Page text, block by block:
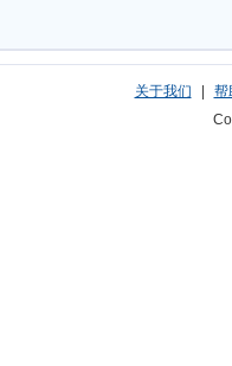
关于我们 |
帮